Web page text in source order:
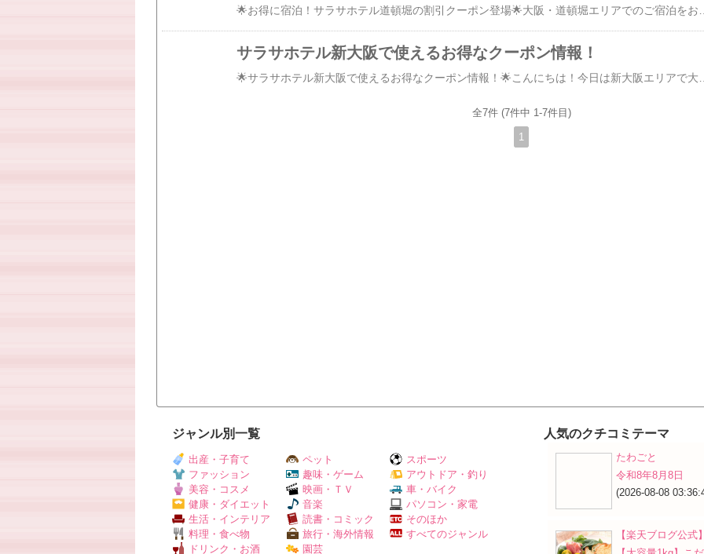
サラサホテル新大阪で使えるお得なクーポン情報！
全7件 (7件中 1-7件目)
1
ジャンル別一覧
出産・子育て
ファッション
美容・コスメ
健康・ダイエット
生活・インテリア
料理・食べ物
ドリンク・お酒
ペット
趣味・ゲーム
映画・ＴＶ
音楽
読書・コミック
旅行・海外情報
園芸
スポーツ
アウトドア・釣り
車・バイク
パソコン・家電
そのほか
すべてのジャンル
人気のクチコミテーマ
たわごと
令和8年8月8日
(2026-08-08
【楽天ブログ公